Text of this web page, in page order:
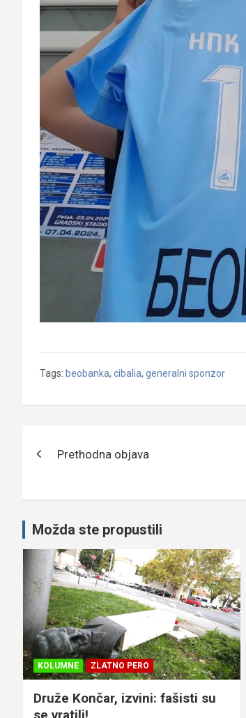
Tags: beobanka, cibalia, generalni sponzor
objava
Prethodna objava
Možda ste propustili
KOLUMNE ZLATNO PERO
Druže Končar, izvini: fašisti su
se vratili!